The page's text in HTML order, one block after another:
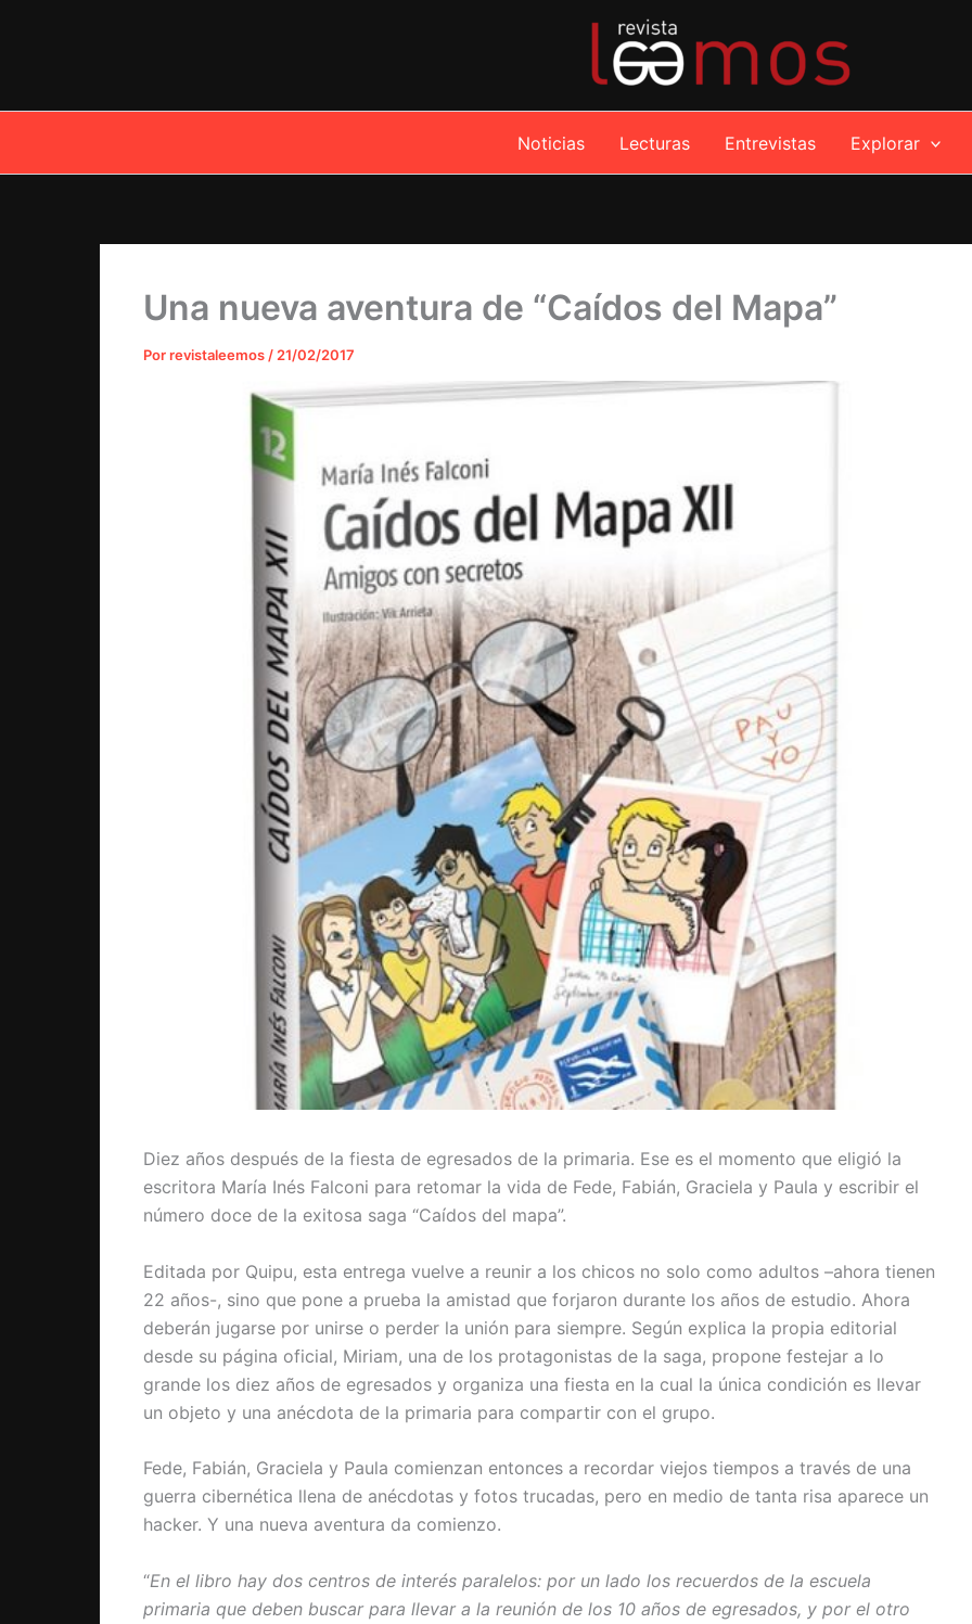
Noticias Lecturas Entrevistas Explorar
Una nueva aventura de “Caídos del Mapa”
Porrevistaleemos / 21/02/2017
Diez años después de la fiesta de egresados de la primaria. Ese es el momento que eligió la
escritora María Inés Falconi para retomar la vida de Fede, Fabián, Graciela y Paula y escribir el
número doce de la exitosa saga “Caídos del mapa”.
Editada por Quipu, esta entrega vuelve a reunir a los chicos no solo como adultos –ahora tienen
22 años-, sino que pone a prueba la amistad que forjaron durante los años de estudio. Ahora
deberán jugarse por unirse o perder la unión para siempre. Según explica la propia editorial
desde su página oficial, Miriam, una de los protagonistas de la saga, propone festejar a lo
grande los diez años de egresados y organiza una fiesta en la cual la única condición es llevar
un objeto y una anécdota de la primaria para compartir con el grupo.
Fede, Fabián, Graciela y Paula comienzan entonces a recordar viejos tiempos a través de una
guerra cibernética llena de anécdotas y fotos trucadas, pero en medio de tanta risa aparece un
hacker. Y una nueva aventura da comienzo.
“En el libro hay dos centros de interés paralelos: por un lado los recuerdos de la escuela
primaria que deben buscar para llevar a la reunión de los 10 años de egresados, y por el otro